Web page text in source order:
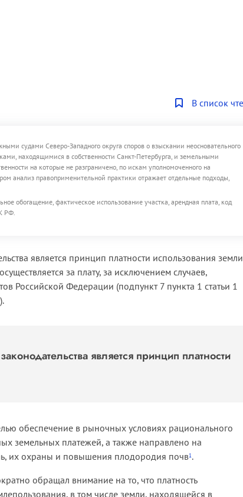
В список
судами Северо-Западного округа споров о взыскании неосновательного
находящимися в собственности Санкт-Петербурга, и земельными
на которые не разграничено, по искам уполномоченного на
анализ правоприменительной практики отражает отдельные подходы,
обогащение, фактическое использование участка, арендная плата, код
РФ.
является принцип платности использования
за плату, за исключением случаев,
Российской Федерации (подпункт 7 пункта 1 статьи 1
является принцип платности
обеспечение в рыночных условиях рационального
земельных платежей, а также направлено на
их охраны и повышения плодородия почв1 .
обращал внимание на то, что платность
в том числе земли, находящейся в